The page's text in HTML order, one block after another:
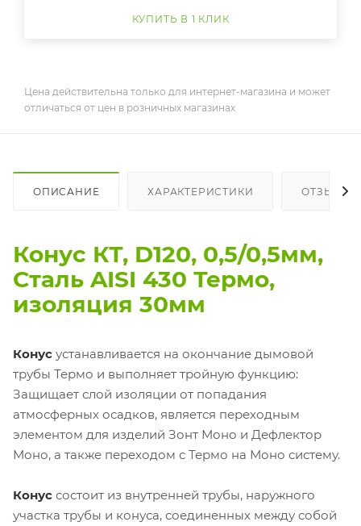
КУПИТЬ В 1 КЛИК
Цена действительна только для интернет-магазина и может
отличаться от цен в розничных магазинах
ОПИСАНИЕ ХАРАКТЕРИСТИКИ ОТЗЫВЫ
Конус КТ, D120, 0,5/0,5мм,
Сталь AISI 430 Термо,
изоляция 30мм
Конус устанавливается на окончание дымовой
трубы Термо и выполняет тройную функцию:
Защищает слой изоляции от попадания
атмосферных осадков, является переходным
элементом для изделий Зонт Моно и Дефлектор
Моно, а также переходом с Термо на Моно систему.
Конус состоит из внутренней трубы, наружного
участка трубы и конуса, соединенных между собой